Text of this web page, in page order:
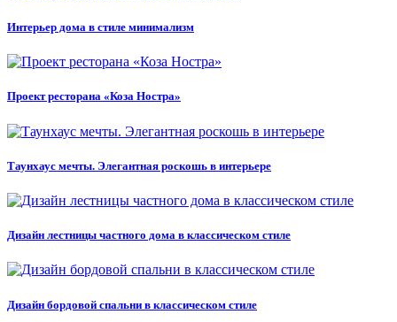
Интерьер дома в стиле минимализм
Проект ресторана «Коза Ностра»
Таунхаус мечты. Элегантная роскошь в интерьере
Дизайн лестницы частного дома в классическом стиле
Дизайн бордовой спальни в классическом стиле